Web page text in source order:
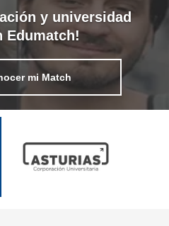
y universidad
Edumatch!
mi Match